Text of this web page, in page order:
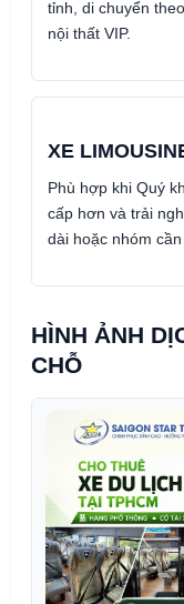
tỉnh, di chuyển
nội thất VIP.
XE
Phù hợp khi Quý
cấp hơn và trải
dài hoặc nhóm
HÌNH ẢNH
CHỖ